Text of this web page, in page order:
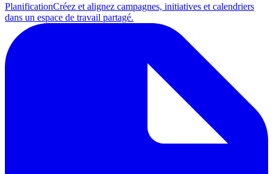
PlanificationCréez et alignez campagnes, initiatives et calendriers
dans un espace de travail partagé.